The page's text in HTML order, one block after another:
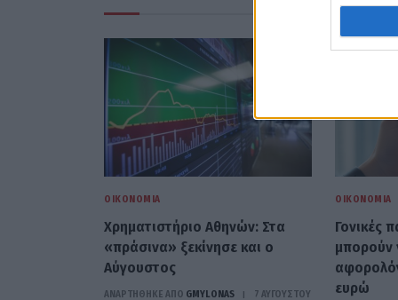
ΟΙΚΟΝΟΜΊΑ
Χρηματιστήριο Αθηνών: Στα
«πράσινα» ξεκίνησε και ο
Αύγουστος
ΑΝΑΡΤΗΘΗΚΕ ΑΠΟ GMYLONAS
7 ΑΥΓΟΎΣΤΟΥ
ΟΙΚΟΝΟΜΊΑ
Γονικές
μπορούν
ευρώ